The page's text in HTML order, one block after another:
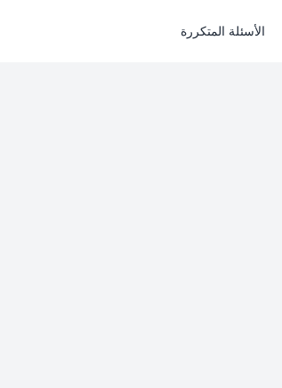
الأسئلة المتكررة